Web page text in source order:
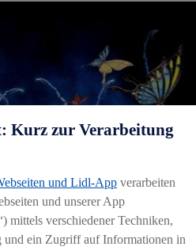
Kurz zur Verarbeitung
und Lidl-App verarbeiten
und unserer App
mittels verschiedener Techniken,
und ein Zugriff auf Informationen in